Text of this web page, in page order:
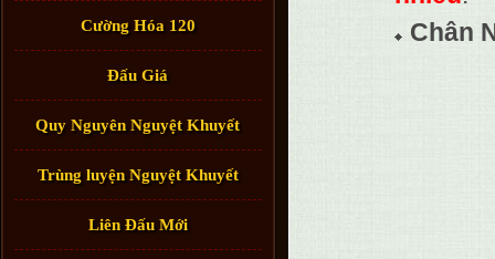
Cường Hóa 120
Đấu Giá
Quy Nguyên Nguyệt Khuyết
Trùng luyện Nguyệt Khuyết
Liên Đấu Mới
Chân